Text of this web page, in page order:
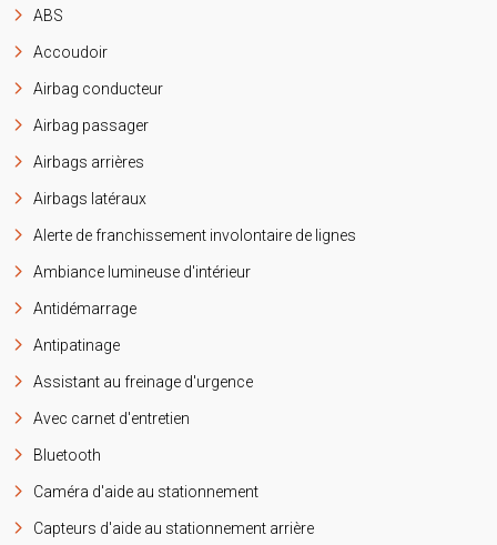
ABS
Accoudoir
Airbag conducteur
Airbag passager
Airbags arrières
Airbags latéraux
Alerte de franchissement involontaire de lignes
Ambiance lumineuse d'intérieur
Antidémarrage
Antipatinage
Assistant au freinage d'urgence
Avec carnet d'entretien
Bluetooth
Caméra d'aide au stationnement
Capteurs d'aide au stationnement arrière